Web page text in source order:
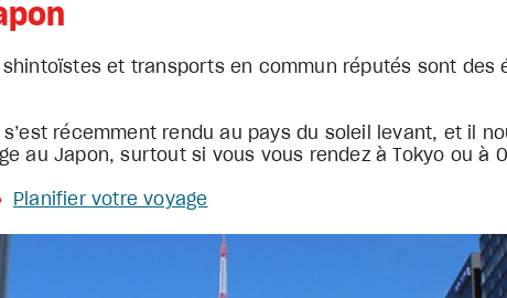
et transports en commun réputés sont des
récemment rendu au pays du soleil levant, et il
au Japon, surtout si vous vous rendez à Tokyo ou à
Planifier votre voyage